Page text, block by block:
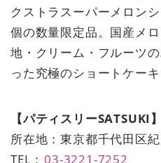
クストラスーパーメロン
個の数量限定品。国産メ
地・クリーム・フルーツ
った究極のショートケーキ
【パティスリーSATSUKI】
所在地：東京都千代田区
TEL： 03-3221-7252